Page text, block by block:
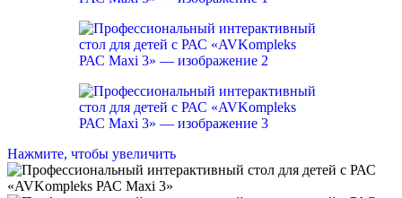
Нажмите, чтобы увеличить